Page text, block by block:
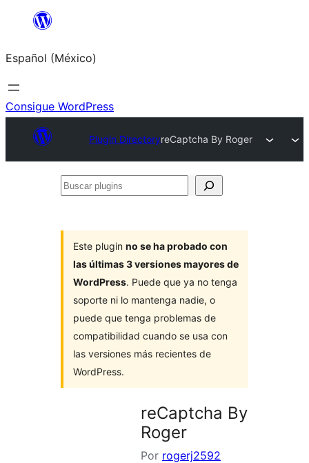
Saltar
contenido
Español (México)
Consigue WordPress
Plugin DirectoryreCaptcha By Roger
Buscar
Este plugin no se ha probado con
las últimas 3 versiones mayores de
WordPress. Puede que ya no tenga
soporte ni lo mantenga nadie, o
puede que tenga problemas de
compatibilidad cuando se usa con
las versiones más recientes de
WordPress.
reCaptcha By
Roger
Por rogerj2592